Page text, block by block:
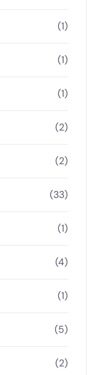
(1)
(1)
(1)
(2)
(2)
(33)
(1)
(4)
(1)
(5)
(2)